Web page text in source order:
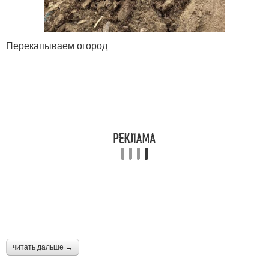
Перекапываем огород
читать дальше →